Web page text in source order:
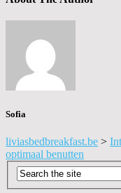
Sofia
liviasbedbreakfast.be >
optimaal benutten